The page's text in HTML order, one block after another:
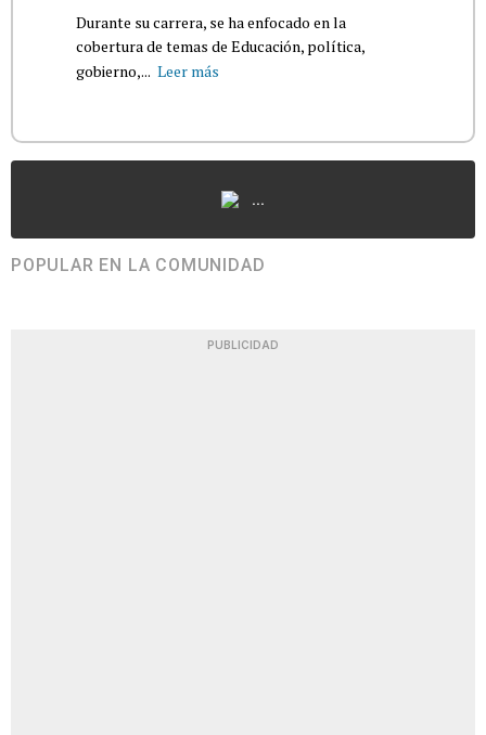
Durante su carrera, se ha enfocado en la
cobertura de temas de Educación, política,
gobierno,... Leer más
...
POPULAR EN LA COMUNIDAD
PUBLICIDAD